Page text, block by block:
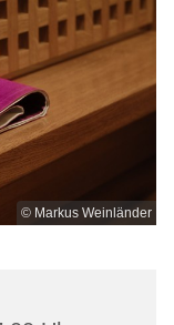
© Markus Weinländer